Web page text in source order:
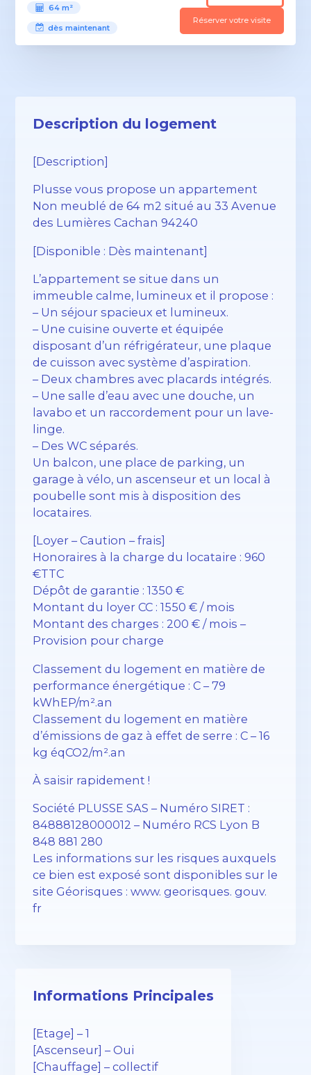
64 m²
dès maintenant
Réserver votre visite
Description du logement
[Description]
Plusse vous propose un appartement
Non meublé de 64 m2 situé au 33 Avenue
des Lumières Cachan 94240
[Disponible : Dès maintenant]
L’appartement se situe dans un
immeuble calme, lumineux et il propose :
– Un séjour spacieux et lumineux.
– Une cuisine ouverte et équipée
disposant d’un réfrigérateur, une plaque
de cuisson avec système d’aspiration.
– Deux chambres avec placards intégrés.
– Une salle d’eau avec une douche, un
lavabo et un raccordement pour un lave-
linge.
– Des WC séparés.
Un balcon, une place de parking, un
garage à vélo, un ascenseur et un local à
poubelle sont mis à disposition des
locataires.
[Loyer – Caution – frais]
Honoraires à la charge du locataire : 960
€TTC
Dépôt de garantie : 1350 €
Montant du loyer CC : 1550 € / mois
Montant des charges : 200 € / mois –
Provision pour charge
Classement du logement en matière de
performance énergétique : C – 79
kWhEP/m².an
Classement du logement en matière
d’émissions de gaz à effet de serre : C – 16
kg éqCO2/m².an
À saisir rapidement !
Société PLUSSE SAS – ​​Numéro SIRET :
84888128000012 – Numéro RCS Lyon B
848 881 280
Les informations sur les risques auxquels
ce bien est exposé sont disponibles sur le
site Géorisques : www. georisques. gouv.
fr
Informations Principales
[Etage] – 1
[Ascenseur] – Oui
[Chauffage] – collectif